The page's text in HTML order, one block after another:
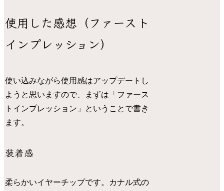
使用した感想（ファースト
インプレッション）
使い込みながら使用感はアップデートし
ようと思いますので、まずは「ファース
トインプレッション」ということで書き
ます。
装着感
柔らかいイヤーチップです。カナル式の